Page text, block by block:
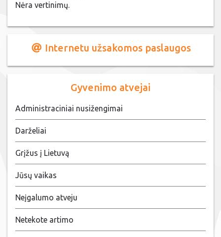
Nėra vertinimų.
Internetu užsakomos paslaugos
Gyvenimo atvejai
Administraciniai nusižengimai
Darželiai
Grįžus į Lietuvą
Jūsų vaikas
Neįgalumo atveju
Netekote artimo